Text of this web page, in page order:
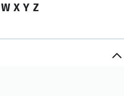
W X Y Z